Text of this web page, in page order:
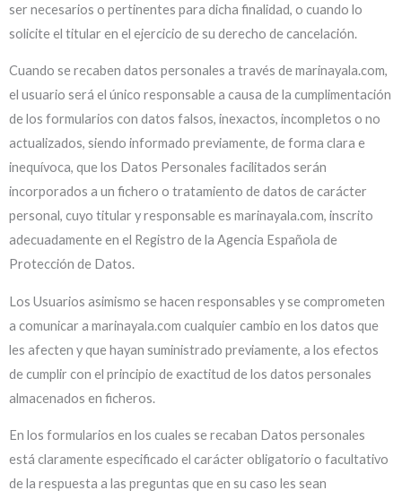
ser necesarios o pertinentes para dicha finalidad, o cuando lo
solicite el titular en el ejercicio de su derecho de cancelación.
Cuando se recaben datos personales a través de marinayala.com,
el usuario será el único responsable a causa de la cumplimentación
de los formularios con datos falsos, inexactos, incompletos o no
actualizados, siendo informado previamente, de forma clara e
inequívoca, que los Datos Personales facilitados serán
incorporados a un fichero o tratamiento de datos de carácter
personal, cuyo titular y responsable es marinayala.com, inscrito
adecuadamente en el Registro de la Agencia Española de
Protección de Datos.
Los Usuarios asimismo se hacen responsables y se comprometen
a comunicar a marinayala.com cualquier cambio en los datos que
les afecten y que hayan suministrado previamente, a los efectos
de cumplir con el principio de exactitud de los datos personales
almacenados en ficheros.
En los formularios en los cuales se recaban Datos personales
está claramente especificado el carácter obligatorio o facultativo
de la respuesta a las preguntas que en su caso les sean